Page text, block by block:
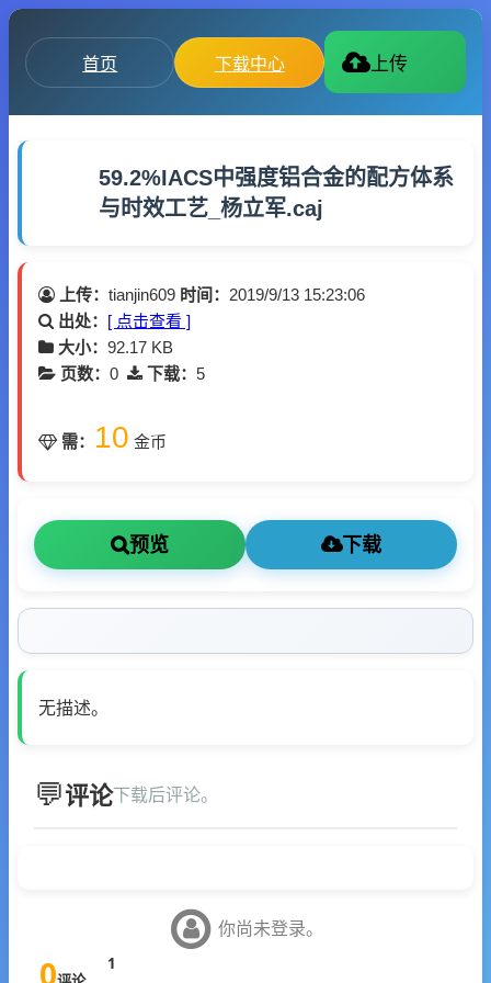
首页 下载中心 上传
59.2%IACS中强度铝合金的配方体系
与时效工艺_杨立军.caj
上传： tianjin609 时间： 2019/9/13 15:23:06
出处： [ 点击查看 ]
大小： 92.17 KB
页数： 0 下载： 5
需： 10 金币
预览 下载
无描述。
评论下载后评论。
你尚未登录。
0 1